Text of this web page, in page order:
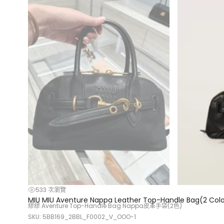
533 次瀏覽
MIU MIU Aventure Nappa Leather Top-Handle Bag(2
繆繆 Aventure Top-Handle Bag Nappa皮革手袋(2色)
SKU: 5BB169_2BBL_F0002_V_OOO-1